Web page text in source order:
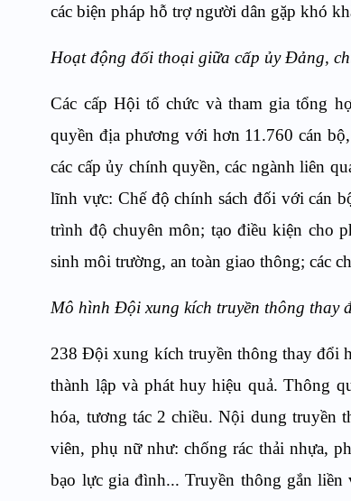
các biện pháp hỗ trợ người dân gặp khó
Hoạt động đối thoại giữa cấp ủy Đảng,
Các cấp Hội tổ chức và tham gia tổng
quyền địa phương với hơn 11.760 cán
các cấp ủy chính quyền, các ngành liên
lĩnh vực: Chế độ chính sách đối với cán
trình độ chuyên môn; tạo điều kiện cho
sinh môi trường, an toàn giao thông; các
Mô hình Đội xung kích truyền thông thay
238 Đội xung kích truyền thông thay đổi
thành lập và phát huy hiệu quả. Thông
hóa, tương tác 2 chiều. Nội dung truyền
viên, phụ nữ như: chống rác thải nhựa,
bạo lực gia đình... Truyền thông gắn